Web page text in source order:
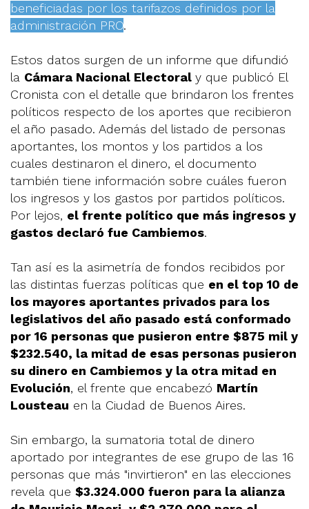
beneficiadas por los tarifazos definidos por la
administración PRO.
Estos datos surgen de un informe que difundió
la Cámara Nacional Electoral y que publicó El
Cronista con el detalle que brindaron los frentes
políticos respecto de los aportes que recibieron
el año pasado. Además del listado de personas
aportantes, los montos y los partidos a los
cuales destinaron el dinero, el documento
también tiene información sobre cuáles fueron
los ingresos y los gastos por partidos políticos.
Por lejos, el frente político que más ingresos y
gastos declaró fue Cambiemos.
Tan así es la asimetría de fondos recibidos por
las distintas fuerzas políticas que en el top 10 de
los mayores aportantes privados para los
legislativos del año pasado está conformado
por 16 personas que pusieron entre $875 mil y
$232.540, la mitad de esas personas pusieron
su dinero en Cambiemos y la otra mitad en
Evolución, el frente que encabezó Martín
Lousteau en la Ciudad de Buenos Aires.
Sin embargo, la sumatoria total de dinero
aportado por integrantes de ese grupo de las 16
personas que más "invirtieron" en las elecciones
revela que $3.324.000 fueron para la alianza